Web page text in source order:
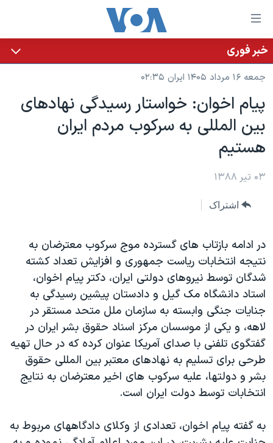
لینکهای
قابل
دسترسی
جهش
محتوای
اصلی
جهش
به
صفحه
جهش
جستجو
خانه
نسخه سبک وب‌سایت
موضوع ها
ایران
آمریکا
جهان
ویژه برنامه‌ها
ویدیوها
فرهنگ و زندگی
حقوق شهروندی
اقتصادی
علم و فناوری
اسرائیل در جنگ
گالری عکس
برنامه های تلویزیونی
جدول برنامه ها
صفحه‌های ویژه
۲۵۰سالگی آمریکا
بایگانی برنامه‌های تلویزیونی
مستندها
انتخابات ریاست جمهوری آمریکا ۲۰۲۴
حمله جمهوری اسلامی به اسرائیل
رمز مهسا
ورزش زنان در ایران
اعتراضات زن، زندگی، آزادی
تریبونال مردمی آبان ۹۸
فرکانس‌های صدای آمریکا
یادگیری زبان انگلیسی
دنبال کنید
زبانهای مختلف
خبر فوری
جمعه ۱۶ مرداد ۱۴۰۵ ایران ۰۲:۳۵
پیام اخوان: خواستار رسیدگی نهادهای
بین المللی به سرکوب مردم ایران
هستیم
۰۳ تیر ۱۳۸۸
اشتراک
در ادامه بازتاب های گسترده موج سرکوب معترضان به
نتیجه انتخابات ریاست جمهوری و افزایش تعداد کشته
شدگان توسط نیروهای دولتی ایران، دکتر پیام اخوان،
استاد دانشگاه مک گیل و دادستان پیشین رسیدگی به
جنایات جنگی وابسته به سازمان ملل متحد مستقر در
لاهه، و یکی از موسسان مرکز اسناد حقوق بشر ایران در
گفتگوی تلفنی با صدای آمریکا عنوان کرده که در حال تهیه
طرحی برای تسلیم به نهادهای معتبر بین المللی حقوق
بشر و دولتها، علیه سرکوب های اخیر معترضان به نتایج
انتخابات توسط دولت ایران است.
به گفته پیام اخوان، تعدادی از وکلای دادگاههای مربوط به